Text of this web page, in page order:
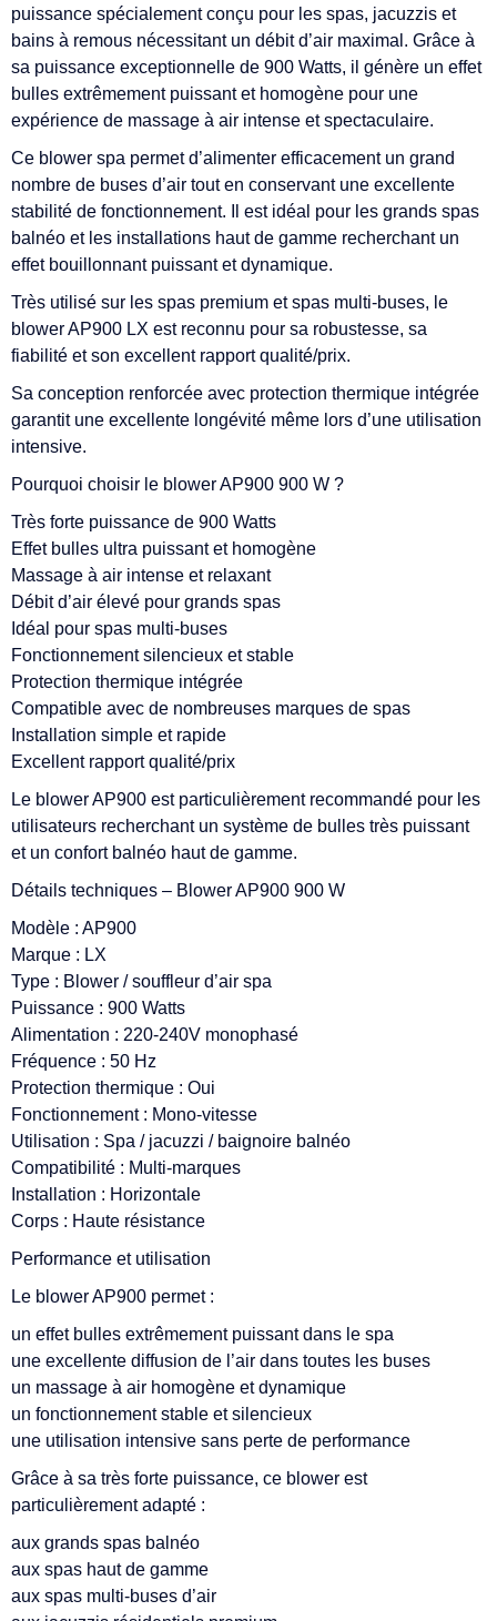
puissance spécialement conçu pour les spas, jacuzzis et
bains à remous nécessitant un débit d’air maximal. Grâce à
sa puissance exceptionnelle de 900 Watts, il génère un effet
bulles extrêmement puissant et homogène pour une
expérience de massage à air intense et spectaculaire.
Ce blower spa permet d’alimenter efficacement un grand
nombre de buses d’air tout en conservant une excellente
stabilité de fonctionnement. Il est idéal pour les grands spas
balnéo et les installations haut de gamme recherchant un
effet bouillonnant puissant et dynamique.
Très utilisé sur les spas premium et spas multi-buses, le
blower AP900 LX est reconnu pour sa robustesse, sa
fiabilité et son excellent rapport qualité/prix.
Sa conception renforcée avec protection thermique intégrée
garantit une excellente longévité même lors d’une utilisation
intensive.
Pourquoi choisir le blower AP900 900 W ?
Très forte puissance de 900 Watts
Effet bulles ultra puissant et homogène
Massage à air intense et relaxant
Débit d’air élevé pour grands spas
Idéal pour spas multi-buses
Fonctionnement silencieux et stable
Protection thermique intégrée
Compatible avec de nombreuses marques de spas
Installation simple et rapide
Excellent rapport qualité/prix
Le blower AP900 est particulièrement recommandé pour les
utilisateurs recherchant un système de bulles très puissant
et un confort balnéo haut de gamme.
Détails techniques – Blower AP900 900 W
Modèle : AP900
Marque : LX
Type : Blower / souffleur d’air spa
Puissance : 900 Watts
Alimentation : 220-240V monophasé
Fréquence : 50 Hz
Protection thermique : Oui
Fonctionnement : Mono-vitesse
Utilisation : Spa / jacuzzi / baignoire balnéo
Compatibilité : Multi-marques
Installation : Horizontale
Corps : Haute résistance
Performance et utilisation
Le blower AP900 permet :
un effet bulles extrêmement puissant dans le spa
une excellente diffusion de l’air dans toutes les buses
un massage à air homogène et dynamique
un fonctionnement stable et silencieux
une utilisation intensive sans perte de performance
Grâce à sa très forte puissance, ce blower est
particulièrement adapté :
aux grands spas balnéo
aux spas haut de gamme
aux spas multi-buses d’air